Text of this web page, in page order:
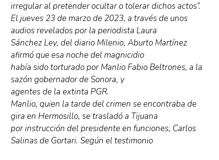
irregular al pretender ocultar o tolerar dichos actos”.
El jueves 23 de marzo de 2023, a través de unos
audios revelados por la periodista Laura
Sánchez Ley, del diario Milenio, Aburto Martínez
afirmó que esa noche del magnicidio
había sido torturado por Manlio Fabio Beltrones, a la
sazón gobernador de Sonora, y
agentes de la extinta PGR.
Manlio, quien la tarde del crimen se encontraba de
gira en Hermosillo, se trasladó a Tijuana
por instrucción del presidente en funciones, Carlos
Salinas de Gortari. Según el testimonio